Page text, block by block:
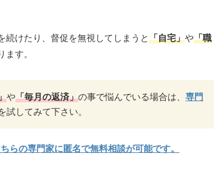
続けたり、督促を無視してしまうと「自宅」や「職
す。
や「毎月の返済」の事で悩んでいる場合は、 専門
試してみて下さい。
らの専門家に匿名で無料相談が可能です。